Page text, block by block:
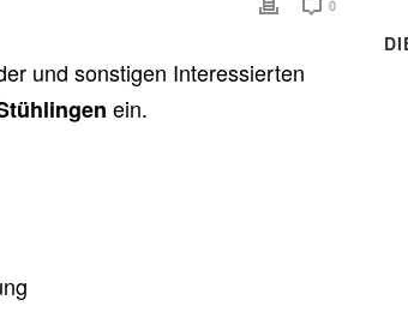
0
und sonstigen Interessierten
ein.